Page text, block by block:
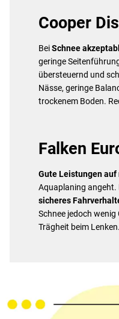
Cooper
BeiSchnee
geringe
übersteuernd und
Nässe, geringe
trockenem Boden.
Falken
Gute Leistungen auf
Aquaplaning angeht.
sicheres
Schnee jedoch wenig
Trägheit beim Lenken.